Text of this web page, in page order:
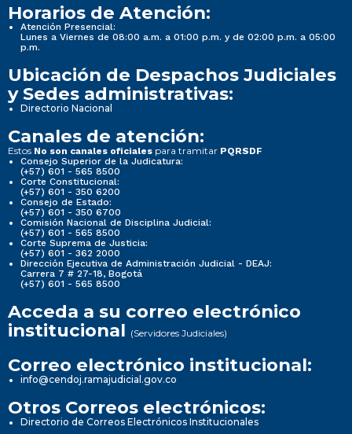
Horarios de Atención:
Atención Presencial:
Lunes a Viernes de 08:00 a.m. a 01:00 p.m. y de 02:00 p.m. a 05:00
p.m.
Ubicación de Despachos Judiciales
y Sedes administrativas:
Directorio Nacional
Canales de atención:
Estos No son canales oficiales para tramitar PQRSDF
Consejo Superior de la Judicatura:
(+57) 601 - 565 8500
Corte Constitucional:
(+57) 601 - 350 6200
Consejo de Estado:
(+57) 601 - 350 6700
Comisión Nacional de Disciplina Judicial:
(+57) 601 - 565 8500
Corte Suprema de Justicia:
(+57) 601 - 362 2000
Dirección Ejecutiva de Administración Judicial - DEAJ:
Carrera 7 # 27-18, Bogotá
(+57) 601 - 565 8500
Acceda a su correo electrónico
institucional (Servidores Judiciales)
Correo electrónico institucional:
info@cendoj.ramajudicial.gov.co
Otros Correos electrónicos:
Directorio de Correos Electrónicos Institucionales